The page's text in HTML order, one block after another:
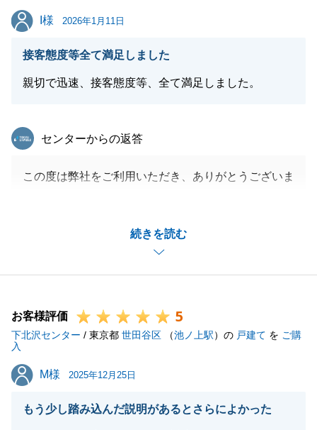
I様
I様 2026年1月11日
接客態度等全て満足しました
親切で迅速、接客態度等、全て満足しました。
続きを読む
東急リバブル
センターからの返答
この度は弊社をご利用いただき、ありがとうございま
こと、大変光栄に存じます。
お褒めの言葉が、何よりの励みとなります。
今後もより一層、質の高いサービスをご提供できるよ
また何かお力になれることがございましたら、いつで
もお気軽にお申し付けください。
閉じる
お客様評価 5
下北沢センター / 東京都 世田谷区 （池ノ上駅）の 戸建て を ご購
入
M様
M様 2025年12月25日
もう少し踏み込んだ説明があるとさらによかった